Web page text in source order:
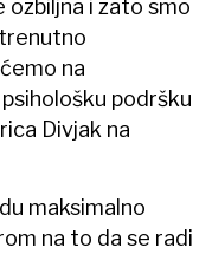
ozbiljna i zato smo
na
podršku
Divjak na
maksimalno
na to da se radi